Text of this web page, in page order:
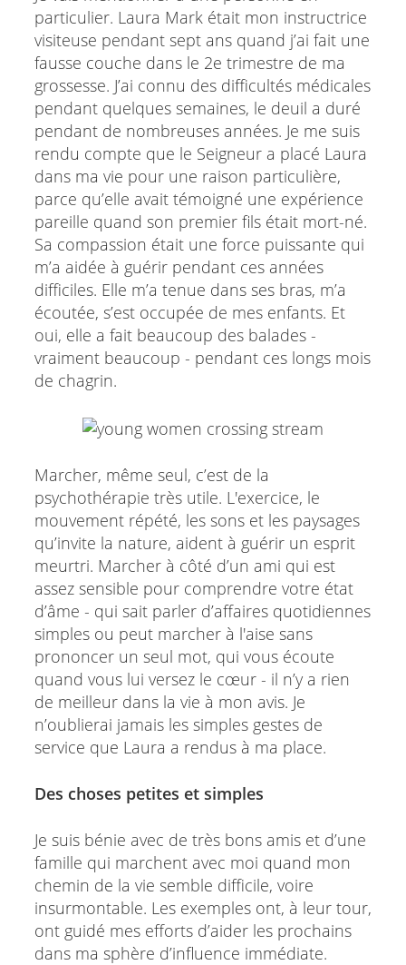
particulier. Laura Mark était mon instructrice
visiteuse pendant sept ans quand j’ai fait une
fausse couche dans le 2e trimestre de ma
grossesse. J’ai connu des difficultés médicales
pendant quelques semaines, le deuil a duré
pendant de nombreuses années. Je me suis
rendu compte que le Seigneur a placé Laura
dans ma vie pour une raison particulière,
parce qu’elle avait témoigné une expérience
pareille quand son premier fils était mort-né.
Sa compassion était une force puissante qui
m’a aidée à guérir pendant ces années
difficiles. Elle m’a tenue dans ses bras, m’a
écoutée, s’est occupée de mes enfants. Et
oui, elle a fait beaucoup des balades -
vraiment beaucoup - pendant ces longs mois
de chagrin.
Marcher, même seul, c’est de la
psychothérapie très utile. L'exercice, le
mouvement répété, les sons et les paysages
qu’invite la nature, aident à guérir un esprit
meurtri. Marcher à côté d’un ami qui est
assez sensible pour comprendre votre état
d’âme - qui sait parler d’affaires quotidiennes
simples ou peut marcher à l'aise sans
prononcer un seul mot, qui vous écoute
quand vous lui versez le cœur - il n’y a rien
de meilleur dans la vie à mon avis. Je
n’oublierai jamais les simples gestes de
service que Laura a rendus à ma place.
Des choses petites et simples
Je suis bénie avec de très bons amis et d’une
famille qui marchent avec moi quand mon
chemin de la vie semble difficile, voire
insurmontable. Les exemples ont, à leur tour,
ont guidé mes efforts d’aider les prochains
dans ma sphère d’influence immédiate.